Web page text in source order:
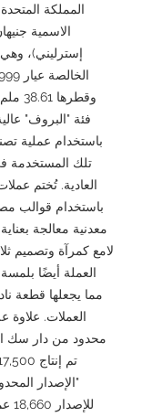
المملكة
إسترليني)،
فئة "البروف"
باستخدام عملية
تلك المستخدمة
العادية. تُختم
باستخدام قوالب
معدنية معالجة
لامع كمرآة وتصميم
العملة أيضًا بلمسة
مما يجعلها قطعة
العملات. علاوة
محدود من دار سك
"الإصدار